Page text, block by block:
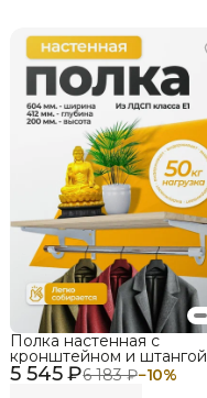
5 545 ₽6 183 ₽−10%
Полка настенная с
кронштейном и штангой
LIGROOM LIGHT,
604х412х200, Белый, Дуб